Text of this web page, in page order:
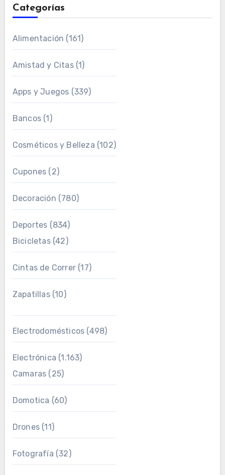
Categorías
Alimentación (161)
Amistad y Citas(1)
Apps y Juegos (339)
Bancos(1)
Cosméticos y Belleza (102)
Cupones (2)
Decoración (780)
Deportes (834)
Bicicletas(42)
Cintas de Correr(17)
Zapatillas(10)
Electrodomésticos (498)
Electrónica (1.163)
Camaras (25)
Domotica (60)
Drones(11)
Fotografía (32)